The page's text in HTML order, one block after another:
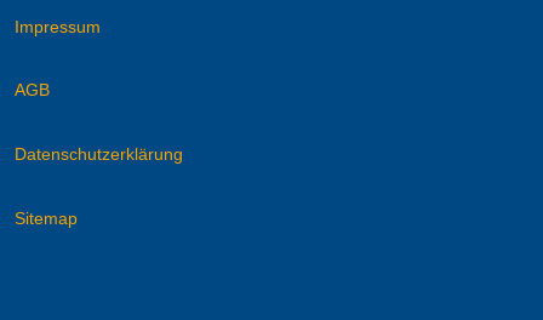
Impressum
AGB
Datenschutzerklärung
Sitemap